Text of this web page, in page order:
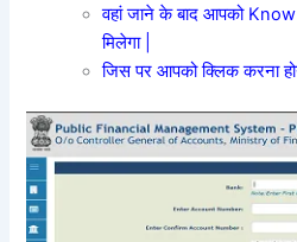
वहां जाने के बाद आपको
मिलेगा |
जिस पर आपको क्लिक करना